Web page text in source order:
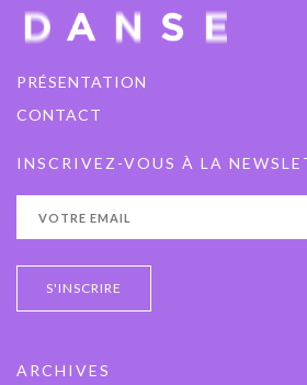
PRÉSENTATION
CONTACT
INSCRIVEZ-VOUS À LA
ARCHIVES